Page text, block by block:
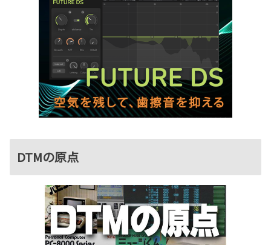
DTMの原点